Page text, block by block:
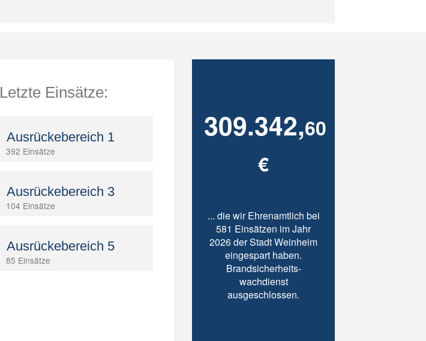
Letzte Einsätze:
Ausrückebereich 1
392 Einsätze
Ausrückebereich 3
104 Einsätze
Ausrückebereich 5
85 Einsätze
309.342,60
€
... die wir Ehrenamtlich bei
581 Einsätzen im Jahr
2026 der Stadt Weinheim
eingespart haben.
Brandsicherheits-
wachdienst
ausgeschlossen.